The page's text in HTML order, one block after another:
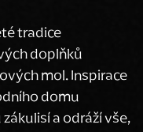
tradice
doplňků
mol. Inspirace
domu
a odráží vše,